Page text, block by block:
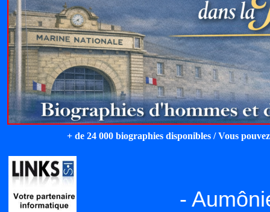
+ de 24 000 biographies disponibles / Vous
-